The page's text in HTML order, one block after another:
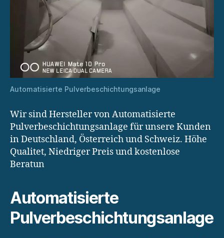
Automatisierte Pulverbeschichtungsanlage
Wir sind Hersteller von Automatisierte
Pulverbeschichtungsanlage für unsere Kunden
in Deutschland, Österreich und Schweiz. Höhe
Qualitet, Niedriger Preis und kostenlose
Beratun
Automatisierte
Pulverbeschichtungsanlage